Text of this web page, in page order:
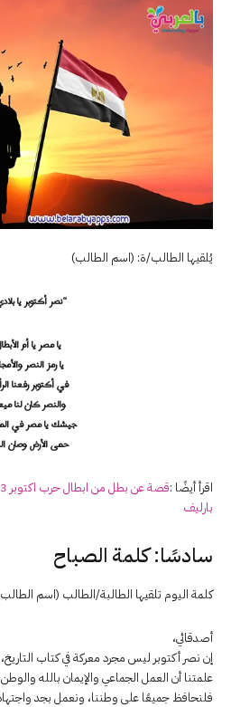
يُلقيها الطالب/ة: (اسم الطالب)
“نصر أكتوبر يا
يا مصر يا أم
يا رمز النصر
في أكتوبر رفعنا
والنصر كان لنا
جيشك يا مصر في
حمى الأرض وصان
اقرأ أيضًا :
بارليف
سادسًا: كلمة الصباح
كلمة اليوم تلقيها الطالبة/الطالب (اسم
أصدقائي،
إن نصر أكتوبر ليس مجرد معركة في كتاب
علمتنا أن العمل الجماعي والإيمان بالله
فلنحافظ جميعًا على وطننا، ونعمل بجد